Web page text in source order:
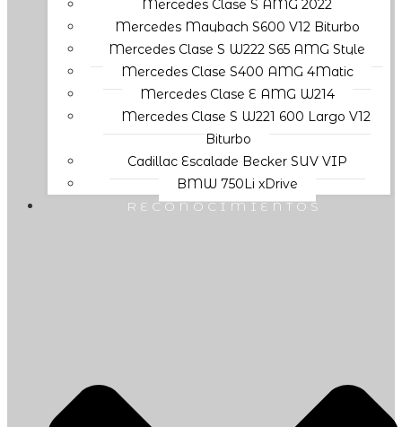
Mercedes Clase S AMG 2022
Mercedes Maybach S600 V12 Biturbo
Mercedes Clase S W222 S65 AMG Style
Mercedes Clase S400 AMG 4Matic
Mercedes Clase E AMG W214
Mercedes Clase S W221 600 Largo V12
Biturbo
Cadillac Escalade Becker SUV VIP
BMW 750Li xDrive
RECONOCIMIENTOS